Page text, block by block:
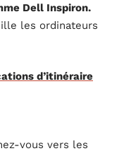
Dell Inspiron.
les ordinateurs
d’itinéraire
vous vers les